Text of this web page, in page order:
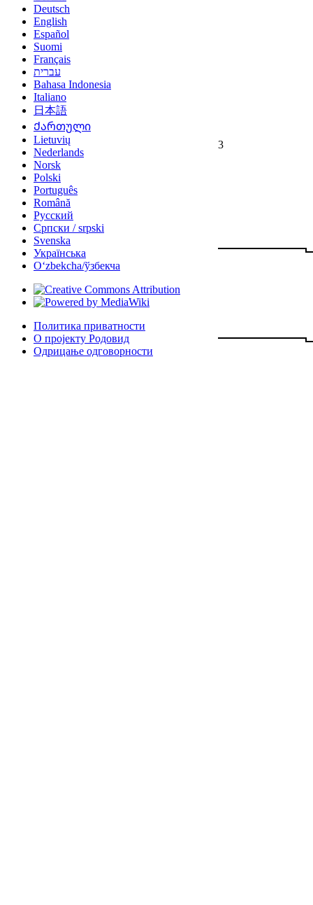
3
Deutsch
English
Español
Suomi
Français
עברית
Bahasa Indonesia
Italiano
日本語
Ქართული
Lietuvių
Nederlands
Norsk
Polski
Português
Română
Русский
Српски / srpski
Svenska
Українська
Oʻzbekcha/ўзбекча
Политика приватности
О пројекту Родовид
Одрицање одговорности